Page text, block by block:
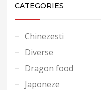
CATEGORIES
Chinezesti
Diverse
Dragon food
Japoneze